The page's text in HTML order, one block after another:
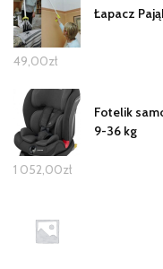
Łapacz
49,00zł
Fotelik
9-36 kg
1 052,00zł